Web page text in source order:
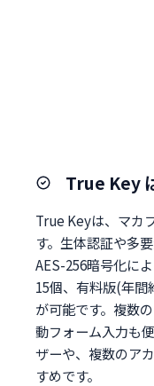
True Key
True Keyは、マカ
す。生体認証や多
AES-256暗号化に
15個、有料版(年
が可能です。複数
動フォーム入力も
ザーや、複数のア
すめです。